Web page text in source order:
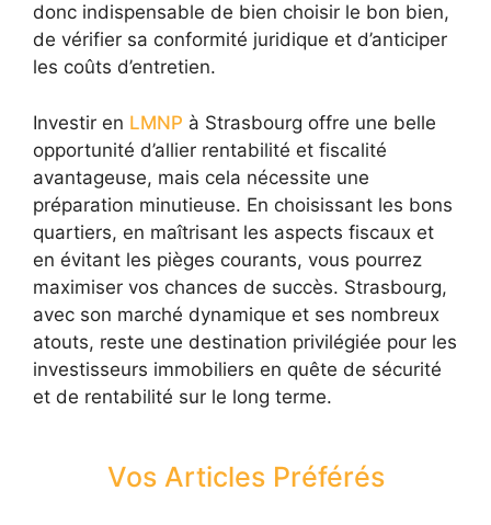
donc indispensable de bien choisir le bon bien,
de vérifier sa conformité juridique et d’anticiper
les coûts d’entretien.
Investir en LMNP à Strasbourg offre une belle
opportunité d’allier rentabilité et fiscalité
avantageuse, mais cela nécessite une
préparation minutieuse. En choisissant les bons
quartiers, en maîtrisant les aspects fiscaux et
en évitant les pièges courants, vous pourrez
maximiser vos chances de succès. Strasbourg,
avec son marché dynamique et ses nombreux
atouts, reste une destination privilégiée pour les
investisseurs immobiliers en quête de sécurité
et de rentabilité sur le long terme.
Vos Articles Préférés